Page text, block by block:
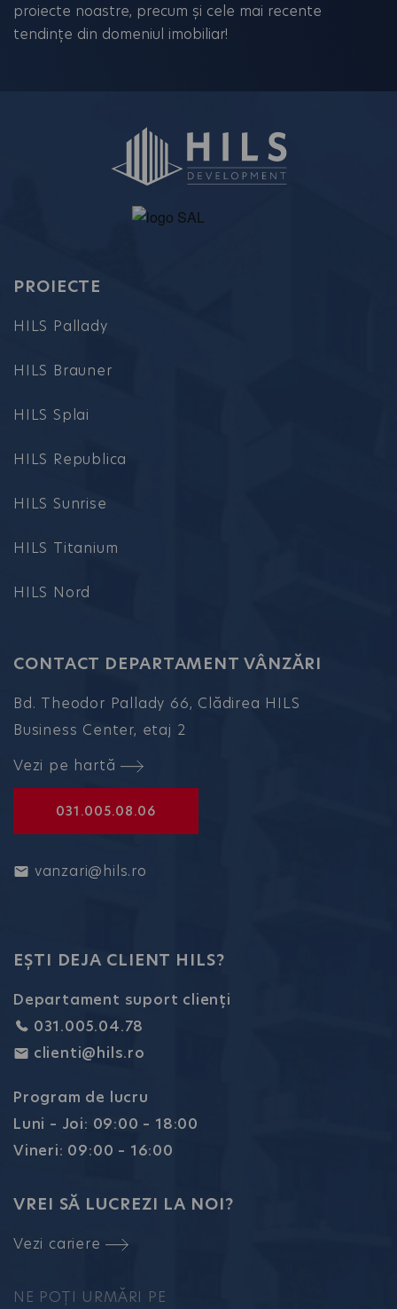
proiecte noastre, precum și cele mai recente
tendințe din domeniul imobiliar!
PROIECTE
HILS Pallady
HILS Brauner
HILS Splai
HILS Republica
HILS Sunrise
HILS Titanium
HILS Nord
CONTACT DEPARTAMENT VÂNZĂRI
Bd. Theodor Pallady 66, Clădirea HILS
Business Center, etaj 2
Vezi pe hartă
031.005.08.06
vanzari@hils.ro
EȘTI DEJA CLIENT HILS?
Departament suport clienți
031.005.04.78
clienti@hils.ro
Program de lucru
Luni – Joi: 09:00 – 18:00
Vineri: 09:00 – 16:00
VREI SĂ LUCREZI LA NOI?
Vezi cariere
NE POȚI URMĂRI PE